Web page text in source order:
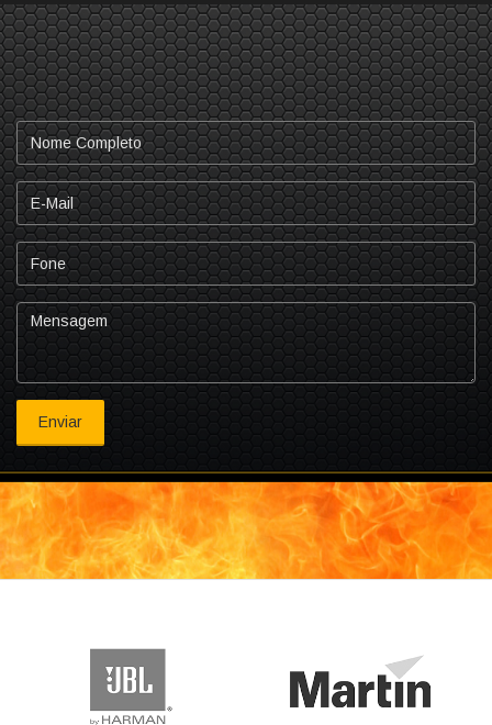
Nome
Completo
E-
mail
Fone
Mensagem
Enviar